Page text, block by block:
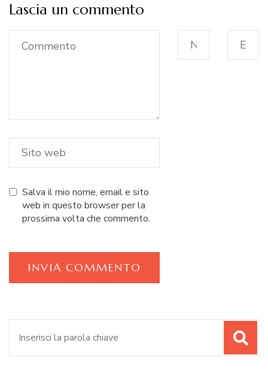
Lascia un commento
Salva il mio nome, email e sito
web in questo browser per la
prossima volta che commento.